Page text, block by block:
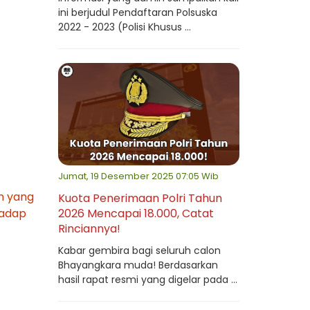
yang
ini berjudul Pendaftaran Polsuska
2022 - 2023 (Polisi Khusus ...
Jumat, 19 Desember 2025 07:05 Wib
Kuota Penerimaan Polri Tahun
2026 Mencapai 18.000, Catat
Rinciannya!
Kabar gembira bagi seluruh calon
Bhayangkara muda! Berdasarkan
hasil rapat resmi yang digelar pada ...